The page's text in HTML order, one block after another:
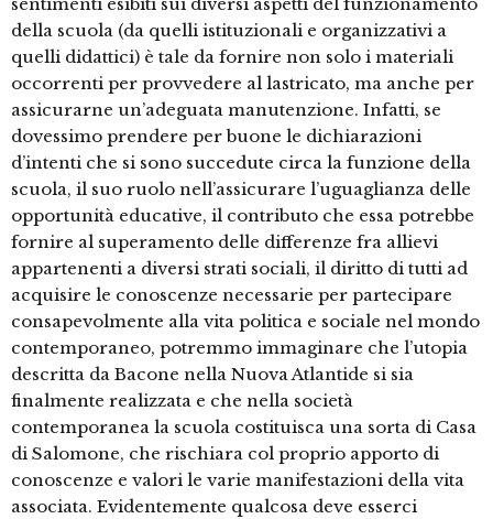
sentimenti esibiti sui diversi aspetti del funzionamento
della scuola (da quelli istituzionali e organizzativi a
quelli didattici) è tale da fornire non solo i materiali
occorrenti per provvedere al lastricato, ma anche per
assicurarne un’adeguata manutenzione. Infatti, se
dovessimo prendere per buone le dichiarazioni
d’intenti che si sono succedute circa la funzione della
scuola, il suo ruolo nell’assicurare l’uguaglianza delle
opportunità educative, il contributo che essa potrebbe
fornire al superamento delle differenze fra allievi
appartenenti a diversi strati sociali, il diritto di tutti ad
acquisire le conoscenze necessarie per partecipare
consapevolmente alla vita politica e sociale nel mondo
contemporaneo, potremmo immaginare che l’utopia
descritta da Bacone nella Nuova Atlantide si sia
finalmente realizzata e che nella società
contemporanea la scuola costituisca una sorta di Casa
di Salomone, che rischiara col proprio apporto di
conoscenze e valori le varie manifestazioni della vita
associata. Evidentemente qualcosa deve esserci